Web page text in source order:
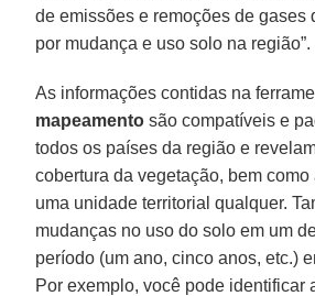
de emissões e remoções de gases
por mudança e uso solo na região”.
As informações contidas na
mapeamento são compatíveis e
todos os países da região e
cobertura da vegetação, bem
uma unidade territorial qualquer.
mudanças no uso do solo em um
período (um ano, cinco anos, etc.)
Por exemplo, você pode identificar